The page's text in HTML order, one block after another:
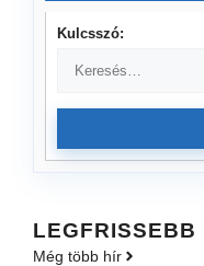
Kulcsszó:
LEGFRISSEBB
Még több hír